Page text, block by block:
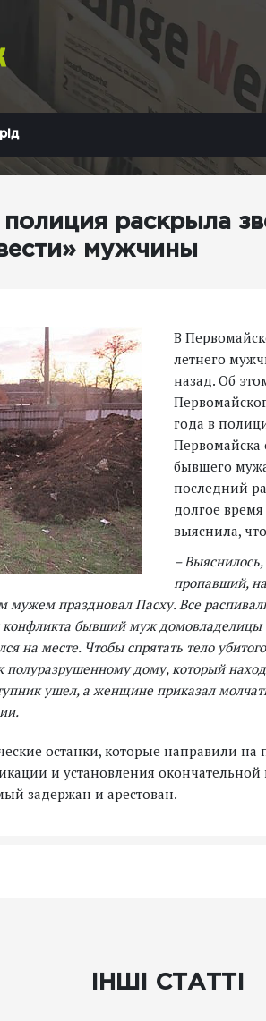
раскрыла
мужчины
В
летнего
назад. Об
года в
Первомайска
бывшего
последний
долгое время
выяснила,
–
пропавший,
мужем праздновал Пасху. Все
конфликта бывший муж домовладелицы
на месте. Чтобы спрятать тело
полуразрушенному дому, который
ушел, а женщине приказал
останки, которые направили
и установления
задержан и арестован.
ІНШІ СТАТТІ